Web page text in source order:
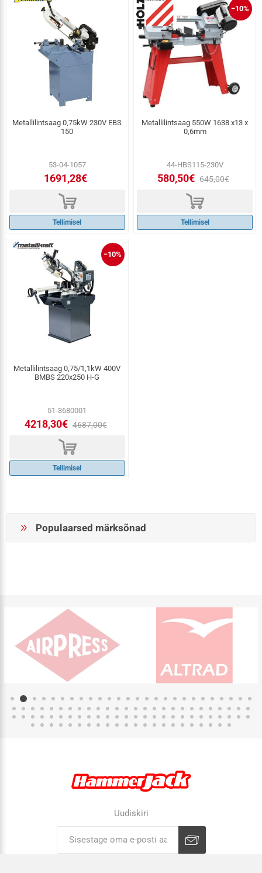
Metallilintsaag 0,75kW 230V EBS
150
53-04-1057
1691,28€
d
Tellimisel
−10%
Metallilintsaag 550W 1638 x13 x
0,6mm
44-HBS115-230V
580,50€ 645,00€
d
Tellimisel
−10%
Metallilintsaag 0,75/1,1kW 400V
BMBS 220x250 H-G
51-3680001
4218,30€ 4687,00€
d
Tellimisel
Populaarsed märksõnad
Uudiskiri